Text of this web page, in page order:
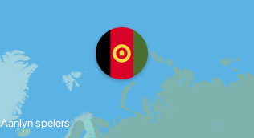
Aanlyn spelers